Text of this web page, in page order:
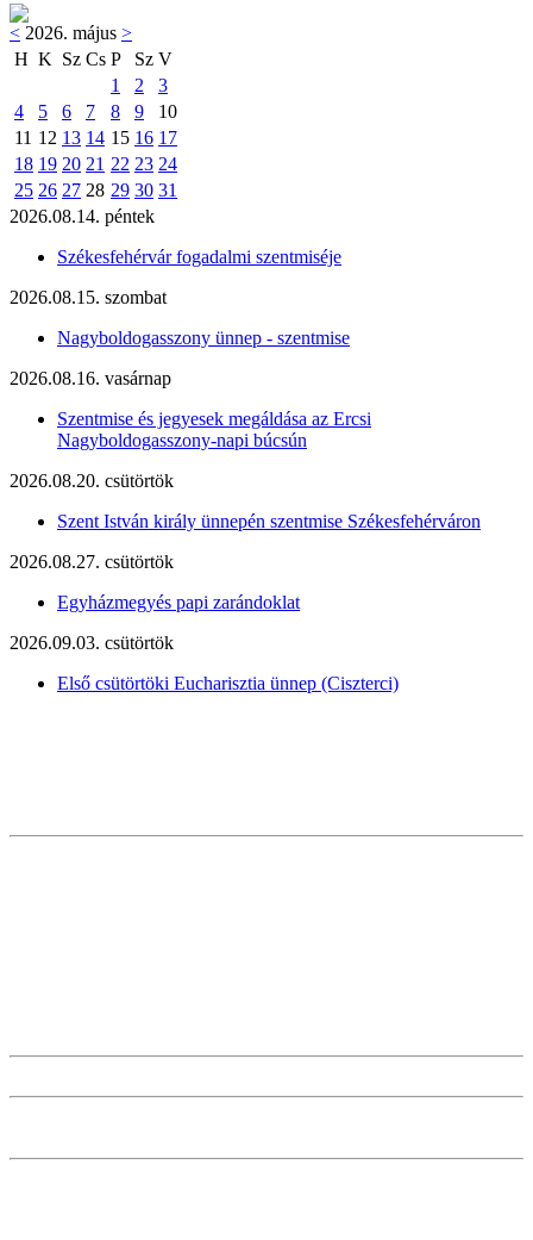
< 2026. május >
H K Sz Cs P Sz V
1
2
3
4
5 6 7 8 9
10
11 12 13 14 15 16 17
18 19 20 21 22 23 24
25 26 27 28 29 30 31
2026.08.14. péntek
Székesfehérvár fogadalmi szentmiséje
2026.08.15. szombat
Nagyboldogasszony ünnep - szentmise
2026.08.16. vasárnap
Szentmise és jegyesek megáldása az Ercsi
Nagyboldogasszony-napi búcsún
2026.08.20. csütörtök
Szent István király ünnepén szentmise Székesfehérváron
2026.08.27. csütörtök
Egyházmegyés papi zarándoklat
2026.09.03. csütörtök
Első csütörtöki Eucharisztia ünnep (Ciszterci)